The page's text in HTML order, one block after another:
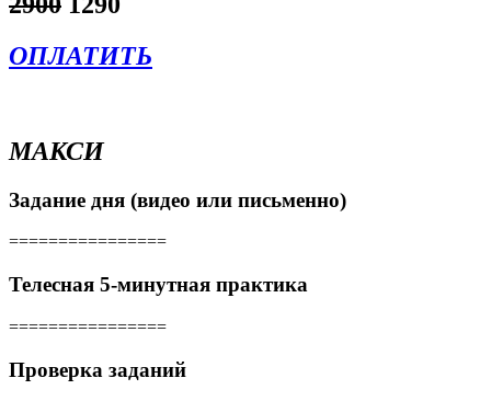
ОПЛАТИТЬ
МАКСИ
Задание дня (видео или письменно)
================
Телесная 5-минутная практика
================
Проверка заданий